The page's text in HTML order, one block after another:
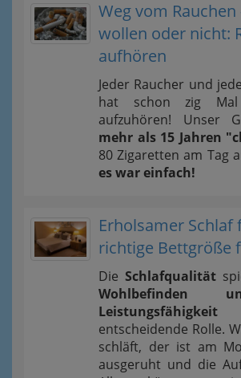
Weg vom Rauchen
wollen oder nicht:
aufhören
Jeder Raucher und
hat schon zig Mal
aufzuhören! Unser
mehr als 15 Jahren
80 Zigaretten am Tag
es war einfach!
Erholsamer Schlaf
richtige Bettgröße
Die Schlafqualität
Wohlbefinden
Leistungsfähigkeit
entscheidende Rolle.
schläft, der ist am
ausgeruht und die